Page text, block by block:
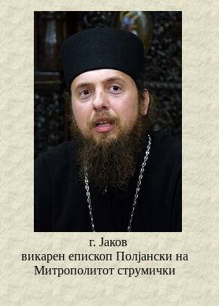
г. Јаков
викарен епископ Полјански на
Митрополитот струмички